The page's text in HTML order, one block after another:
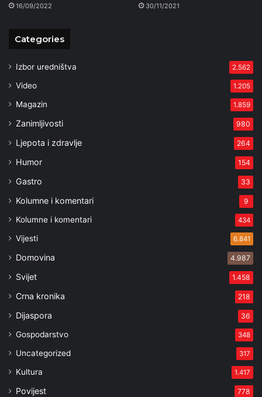
16/09/2022 30/11/2021
Categories
Izbor uredništva 2.562
Video 1.205
Magazin 1.859
Zanimljivosti 980
Ljepota i zdravlje 264
Humor 154
Gastro 33
Kolumne i komentari 9
Kolumne i komentari 434
Vijesti 6.841
Domovina 4.987
Svijet 1.458
Crna kronika 218
Dijaspora 36
Gospodarstvo 348
Uncategorized 317
Kultura 1.417
Povijest 778